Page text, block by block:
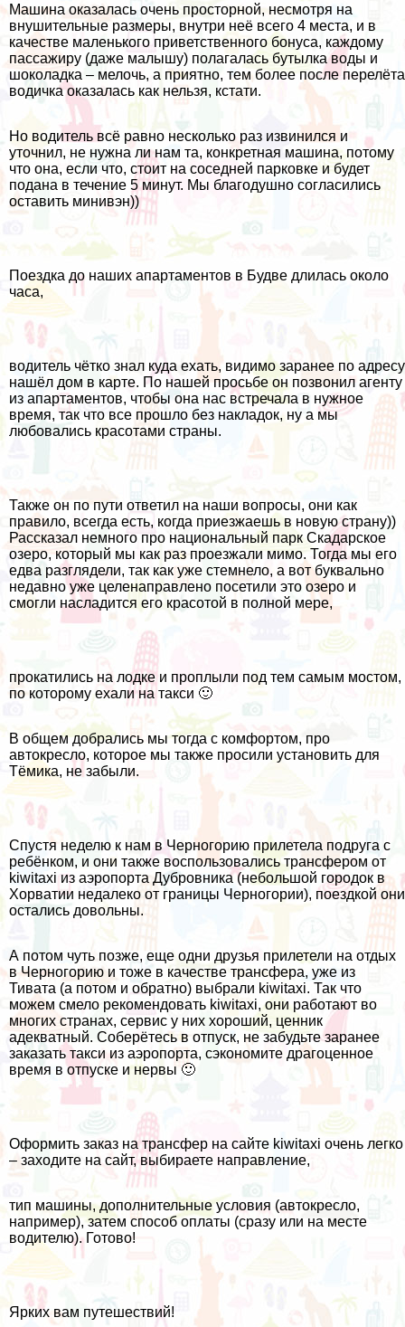
Машина оказалась очень просторной, несмотря на
внушительные размеры, внутри неё всего 4 места, и в
качестве маленького приветственного бонуса, каждому
пассажиру (даже малышу) полагалась бутылка воды и
шоколадка – мелочь, а приятно, тем более после перелёта
водичка оказалась как нельзя, кстати.
Но водитель всё равно несколько раз извинился и
уточнил, не нужна ли нам та, конкретная машина, потому
что она, если что, стоит на соседней парковке и будет
подана в течение 5 минут. Мы благодушно согласились
оставить минивэн))
Поездка до наших апартаментов в Будве длилась около
часа,
водитель чётко знал куда ехать, видимо заранее по адресу
нашёл дом в карте. По нашей просьбе он позвонил агенту
из апартаментов, чтобы она нас встречала в нужное
время, так что все прошло без накладок, ну а мы
любовались красотами страны.
Также он по пути ответил на наши вопросы, они как
правило, всегда есть, когда приезжаешь в новую страну))
Рассказал немного про национальный парк Скадарское
озеро, который мы как раз проезжали мимо. Тогда мы его
едва разглядели, так как уже стемнело, а вот буквально
недавно уже целенаправлено посетили это озеро и
смогли насладится его красотой в полной мере,
прокатились на лодке и проплыли под тем самым мостом,
по которому ехали на такси 🙂
В общем добрались мы тогда с комфортом, про
автокресло, которое мы также просили установить для
Тёмика, не забыли.
Спустя неделю к нам в Черногорию прилетела подруга с
ребёнком, и они также воспользовались трансфером от
kiwitaxi из аэропорта Дубровника (небольшой городок в
Хорватии недалеко от границы Черногории), поездкой они
остались довольны.
А потом чуть позже, еще одни друзья прилетели на отдых
в Черногорию и тоже в качестве трансфера, уже из
Тивата (а потом и обратно) выбрали kiwitaxi. Так что
можем смело рекомендовать kiwitaxi, они работают во
многих странах, сервис у них хороший, ценник
адекватный. Соберётесь в отпуск, не забудьте заранее
заказать такси из аэропорта, сэкономите драгоценное
время в отпуске и нервы 🙂
Оформить заказ на трансфер на сайте kiwitaxi очень легко
– заходите на сайт, выбираете направление,
тип машины, дополнительные условия (автокресло,
например), затем способ оплаты (сразу или на месте
водителю). Готово!
Ярких вам путешествий!